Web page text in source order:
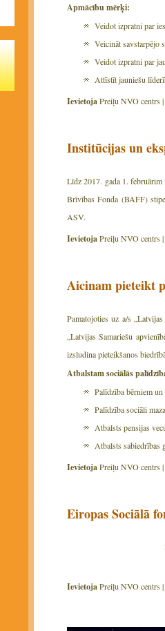
Apmācību mērķi:
Veidot izpratni par
Veicināt savstarpējo
Veidot izpratni par
Attīstīt jauniešu
IevietojaPreiļu NVO centrs |
Institūcijas un
Līdz 2017. gada 1.
Brīvības Fonda (BAFF)
ASV.
IevietojaPreiļu NVO centrs |
Aicinam pieteikt
Pamatojoties uz a/s
„Latvijas Samariešu
izsludina pieteikšanos
Atbalstam sociālās
Palīdzība bērniem
Palīdzība sociāli
Atbalsts pensijas
Atbalsts sabiedrības
IevietojaPreiļu NVO centrs |
Eiropas Sociālā
IevietojaPreiļu NVO centrs |